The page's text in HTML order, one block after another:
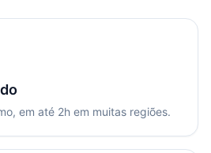
em até 2h em muitas regiões.